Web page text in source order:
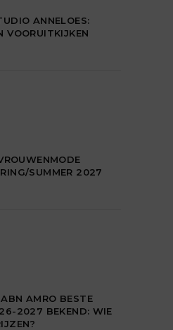
ANNELOES:
VOORUITKIJKEN
SUMMER 2027
AMRO BESTE
2027 BEKEND: WIE